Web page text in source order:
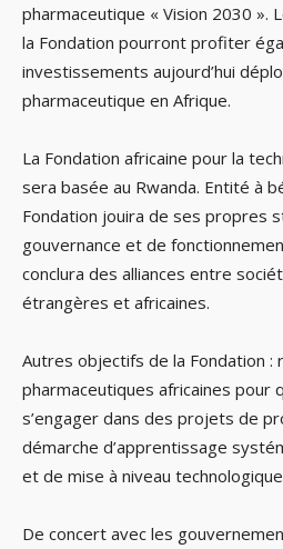
pharmaceutique « Vision 2030 ».
la Fondation pourront profiter
investissements aujourd’hui
pharmaceutique en Afrique.
La Fondation africaine pour la
sera basée au Rwanda. Entité à
Fondation jouira de ses propres
gouvernance et de
conclura des alliances entre
étrangères et africaines.
Autres objectifs de la Fondation
pharmaceutiques africaines pour
s’engager dans des projets de
démarche d’apprentissage
et de mise à niveau
De concert avec les